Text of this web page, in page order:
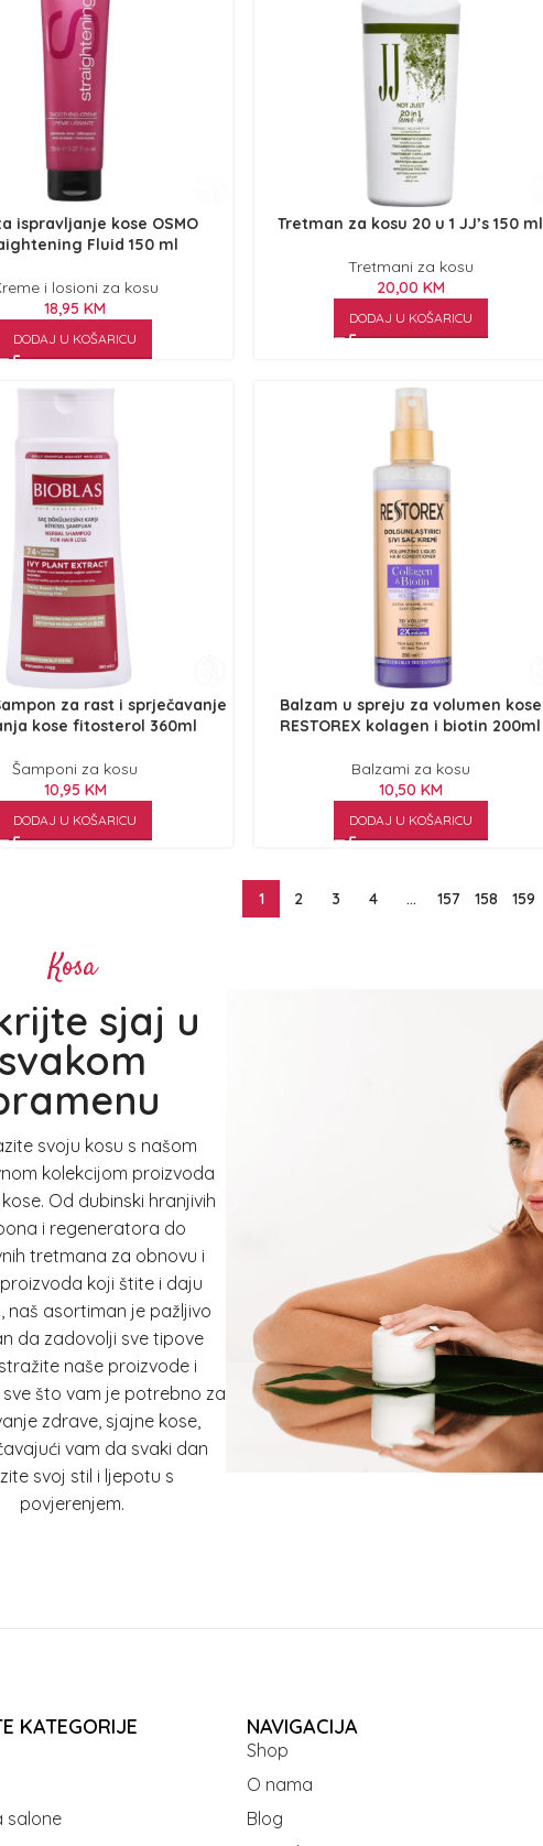
ispravljanje kose OSMO
Fluid 150 ml
i losioni za kosu
18,95KM
DODAJ U KOŠARICU
Tretman za kosu 20 u 1 JJ’s 150 ml
Tretmani za kosu
20,00 KM
DODAJ U KOŠARICU
za rast i sprječavanje
kose fitosterol 360ml
Šamponi za kosu
10,95 KM
DODAJ U KOŠARICU
Balzam u spreju za volumen kose
RESTOREX kolagen i biotin 200ml
Balzami za kosu
10,50 KM
DODAJ U KOŠARICU
1 2 3 4 … 157 158 159
Kosa
sjaj u
svakom
svoju kosu s našom
kolekcijom proizvoda
Od dubinski hranjivih
i regeneratora do
tretmana za obnovu i
koji štite i daju
naš asortiman je pažljivo
da zadovolji sve tipove
naše proizvode i
što vam je potrebno za
zdrave, sjajne kose,
vam da svaki dan
svoj stil i ljepotu s
povjerenjem.
KATEGORIJE
salone
NAVIGACIJA
Shop
O nama
Blog